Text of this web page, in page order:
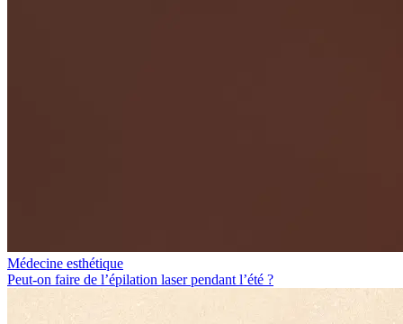
Médecine esthétique
Peut-on faire de l’épilation laser pendant l’été ?